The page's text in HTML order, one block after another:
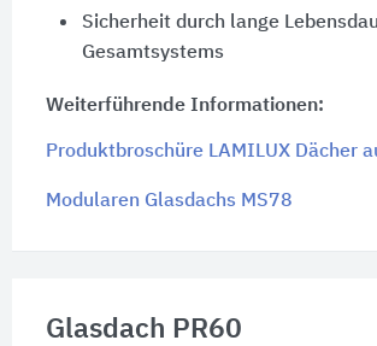
Sicherheit durch lange
Gesamtsystems
Weiterführende Informationen:
Produktbroschüre LAMILUX Dächer
Modularen Glasdachs MS78
Glasdach PR60